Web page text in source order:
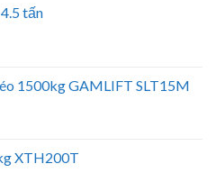
tấn
1500kg GAMLIFT SLT15M
XTH200T